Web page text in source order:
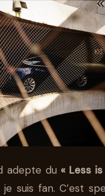
adepte du« Less
suis fan. C’est